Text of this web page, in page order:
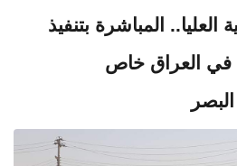
المباشرة بتنفيذ
في العراق خاص